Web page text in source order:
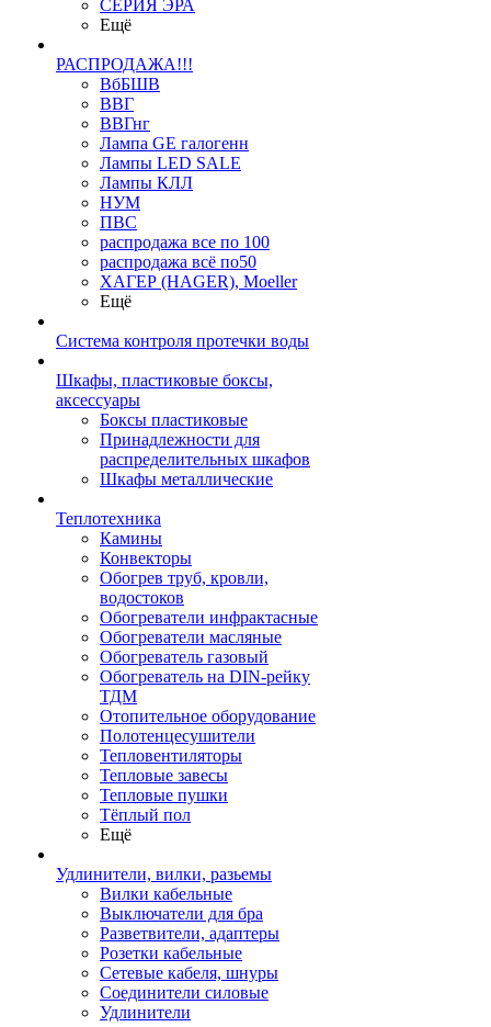
СЕРИЯ ЭРА
Ещё
РАСПРОДАЖА!!!
ВбБШВ
ВВГ
ВВГнг
Лампа GE галогенн
Лампы LED SALE
Лампы КЛЛ
НУМ
ПВС
распродажа все по 100
распродажа всё по50
ХАГЕР (HAGER), Moeller
Ещё
Система контроля протечки воды
Шкафы, пластиковые боксы,
аксессуары
Боксы пластиковые
Принадлежности для
распределительных шкафов
Шкафы металлические
Теплотехника
Камины
Конвекторы
Обогрев труб, кровли,
водостоков
Обогреватели инфрактасные
Обогреватели масляные
Обогреватель газовый
Обогреватель на DIN-рейку
ТДМ
Отопительное оборудование
Полотенцесушители
Тепловентиляторы
Тепловые завесы
Тепловые пушки
Тёплый пол
Ещё
Удлинители, вилки, разьемы
Вилки кабельные
Выключатели для бра
Разветвители, адаптеры
Розетки кабельные
Сетевые кабеля, шнуры
Соединители силовые
Удлинители